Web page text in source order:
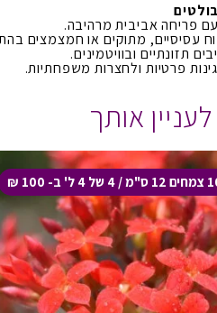
פריחה אביבית מרהיבה.
עסיסיים, מתוקים או חמצמצים
תזונתיים ובוויטמינים.
פרטיות ולחצרות משפחתיות.
אותך
של 4 ל' ב- 100 ₪